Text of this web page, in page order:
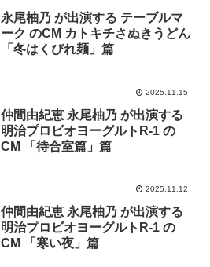
永尾柚乃 が出演する テーブルマ
ーク のCM カトキチさぬきうどん
「冬はくびれ麺」篇
2025.11.15
仲間由紀恵 永尾柚乃 が出演する
明治プロビオヨーグルトR-1 の
CM 「待合室篇」篇
2025.11.12
仲間由紀恵 永尾柚乃 が出演する
明治プロビオヨーグルトR-1 の
CM 「寒い夜」篇